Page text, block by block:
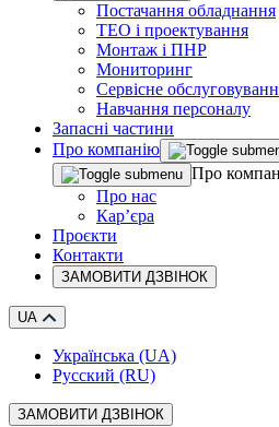
Постачання обладнання
ТЕО і проектування
Монтаж і ПНР
Мониторинг
Сервісне
Навчання персоналу
Запасні частини
Про компанію
Про
Про нас
Кар’єра
Проєкти
Контакти
ЗАМОВИТИ ДЗВІНОК
UA
Українська (UA)
Русский (RU)
ЗАМОВИТИ ДЗВІНОК